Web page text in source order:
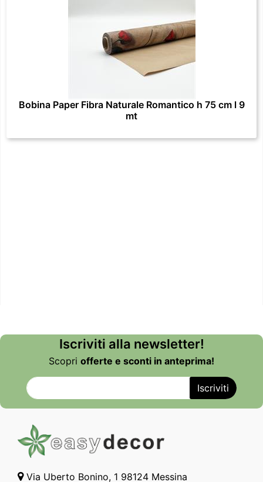
Bobina Paper Fibra Naturale Romantico h 75 cm l 9
mt
Iscriviti alla newsletter!
Scopri offerte e sconti in anteprima!
Via Uberto Bonino, 1 98124 Messina